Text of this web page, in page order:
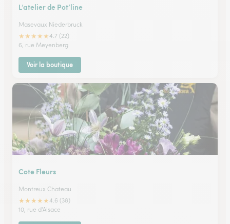
L’atelier de Pot’line
Masevaux Niederbruck
★★★★★4.7 (22)
6, rue Meyenberg
Voir la boutique
Cote Fleurs
Montreux Chateau
★★★★★4.6 (38)
10, rue d'Alsace